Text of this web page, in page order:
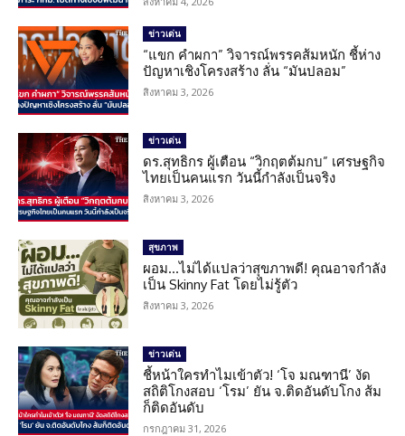
ข่าวเด่น
“แขก คำผกา” วิจารณ์พรรคส้มหนัก ชี้ห่าง
ปัญหาเชิงโครงสร้าง ลั่น “มันปลอม”
สิงหาคม 3, 2026
ข่าวเด่น
ดร.สุทธิกร ผู้เตือน “วิกฤตต้มกบ” เศรษฐกิจ
ไทยเป็นคนแรก วันนี้กำลังเป็นจริง
สิงหาคม 3, 2026
สุขภาพ
ผอม…ไม่ได้แปลว่าสุขภาพดี! คุณอาจกำลัง
เป็น Skinny Fat โดยไม่รู้ตัว
สิงหาคม 3, 2026
ข่าวเด่น
ชี้หน้าใครทำไมเข้าตัว! ‘โจ มณฑานี’ งัด
สถิติโกงสอบ ‘โรม’ ยัน จ.ติดอันดับโกง ส้ม
ก็ติดอันดับ
กรกฎาคม 31, 2026